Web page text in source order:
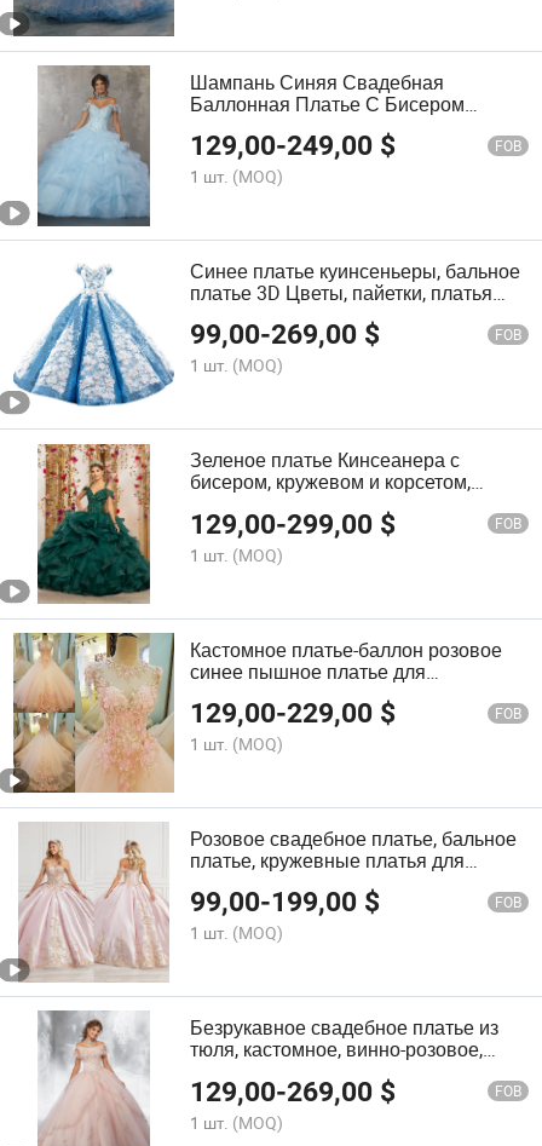
Шампань Синяя Свадебная
Баллонная Платье С Бисером
Вышивка Квинсеанера Платье
M60034
129,00-249,00 $ FOB
1 шт. (MOQ)
Синее платье куинсеньеры, бальное
платье 3D Цветы, пайетки, платья
для выпускного Q205
99,00-269,00 $ FOB
1 шт. (MOQ)
Зеленое платье Кинсеанера с
бисером, кружевом и корсетом,
129,00-299,00 $ FOB
1 шт. (MOQ)
Кастомное платье-баллон розовое
синее пышное платье для
куинсеанеры или выпускного бала
B88
129,00-229,00 $ FOB
1 шт. (MOQ)
Розовое свадебное платье, бальное
платье, кружевные платья для
99,00-199,00 $ FOB
1 шт. (MOQ)
Безрукавное свадебное платье из
тюля, кастомное, винно-розовое,
129,00-269,00 $ FOB
1 шт. (MOQ)